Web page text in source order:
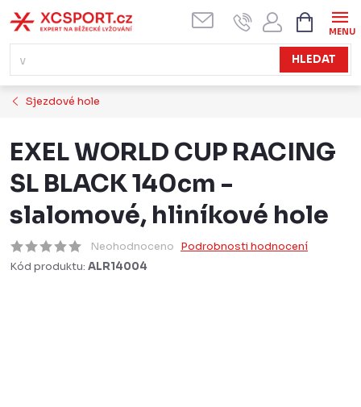
na
obsah
HLEDAT
KOŠÍK
Sjezdové hole
EXEL WORLD CUP RACING
SL BLACK 140cm -
slalomové, hliníkové hole
Neohodnoceno Podrobnosti hodnocení
Kód produktu: ALR14004